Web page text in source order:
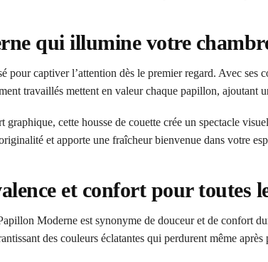
qui illumine votre
pour captiver l’attention dès le premier regard. Avec ses
travaillés mettent en valeur chaque papillon, ajoutant
cette housse de couette crée un spectacle
et apporte une fraîcheur bienvenue dans votre
et confort pour toutes
Moderne est synonyme de douceur et de confort
des couleurs éclatantes qui perdurent même après